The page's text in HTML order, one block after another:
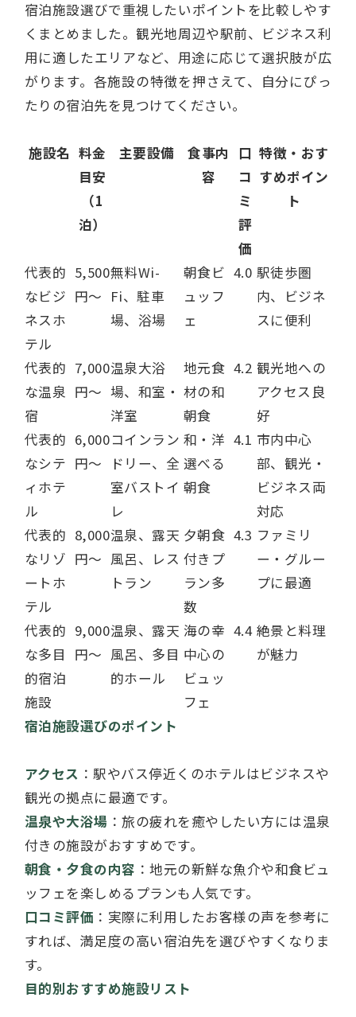
宿泊施設選びで重視したいポイントを比較しやす
くまとめました。観光地周辺や駅前、ビジネス利
用に適したエリアなど、用途に応じて選択肢が広
がります。各施設の特徴を押さえて、自分にぴっ
たりの宿泊先を見つけてください。
施設名 料金
目安
（1
泊）
主要設備
食事内
容
口
コ
ミ
評
価
特徴・おす
すめポイン
ト
代表的
なビジ
ネスホ
テル
5,500
円～
無料Wi-
Fi、駐車
場、浴場
朝食ビ
ュッフ
ェ
4.0 駅徒歩圏
内、ビジネ
スに便利
代表的
な温泉
宿
7,000
円～
温泉大浴
場、和室・
洋室
地元食
材の和
朝食
4.2 観光地への
アクセス良
好
代表的
なシテ
ィホテ
ル
6,000
円～
コインラン
ドリー、全
室バストイ
レ
和・洋
選べる
朝食
4.1 市内中心
部、観光・
ビジネス両
対応
代表的
なリゾ
ートホ
テル
8,000
円～
温泉、露天
風呂、レス
トラン
夕朝食
付きプ
ラン多
数
4.3 ファミリ
ー・グルー
プに最適
代表的
な多目
的宿泊
施設
9,000
円～
温泉、露天
風呂、多目
的ホール
海の幸
中心の
ビュッ
フェ
4.4 絶景と料理
が魅力
宿泊施設選びのポイント
アクセス ：駅やバス停近くのホテルはビジネスや
観光の拠点に最適です。
温泉や大浴場 ：旅の疲れを癒やしたい方には温泉
付きの施設がおすすめです。
朝食・夕食の内容 ：地元の新鮮な魚介や和食ビュ
ッフェを楽しめるプランも人気です。
口コミ評価 ：実際に利用したお客様の声を参考に
すれば、満足度の高い宿泊先を選びやすくなりま
す。
目的別おすすめ施設リスト